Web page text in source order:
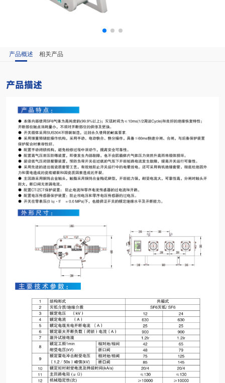
产品概述 相关产品
产品描述